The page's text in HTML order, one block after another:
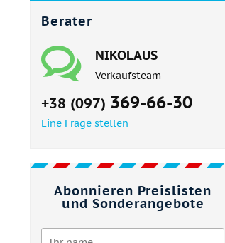
Berater
NIKOLAUS
Verkaufsteam
+38 (097) 369-66-30
Eine Frage stellen
Abonnieren Preislisten
und Sonderangebote